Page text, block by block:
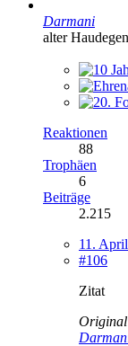
Darmani
alter Haudegen
Reaktionen
88
Trophäen
6
Beiträge
2.215
11.
#106
Zitat